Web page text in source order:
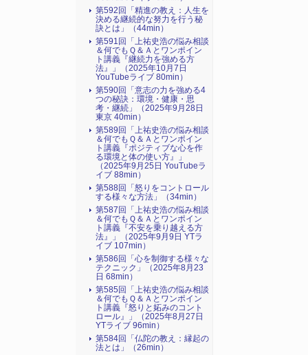
第592回「精進の教え：人生を
決める継続的な努力を行う秘
訣とは」（44min）
第591回「上祐史浩の悩み相談
＆何でもＱ＆Ａとワンポイン
ト講義『継続力を強める方
法』​」（2025年10月7日
YouTubeライブ 80min）
第590回「意志の力を強める4
つの秘訣：環境・健康・思
考・継続」（2025年9月28日
東京 40min）
第589回「上祐史浩の悩み相談
＆何でもＱ＆Ａとワンポイン
ト講義『ポジティブな心を作
る環境と体の使い方』​」
（2025年9月25日 YouTubeラ
イブ 88min）
第588回「怒りをコントロール
する様々な方法」（34min）
第587回「上祐史浩の悩み相談
＆何でもＱ＆Ａとワンポイン
ト講義『不安を乗り越える方
法』​」（2025年9月9日 YTラ
イブ 107min）
第586回「心を制御する様々な
テクニック」（2025年8月23
日 68min）
第585回「上祐史浩の悩み相談
＆何でもＱ＆Ａとワンポイン
ト講義『怒りと妬みのコント
ロール』​」（2025年8月27日
YTライブ 96min）
第584回「仏陀の教え：縁起の
法とは」（26min）